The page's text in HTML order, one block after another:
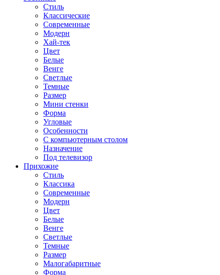
Стиль
Классические
Современные
Модерн
Хай-тек
Цвет
Белые
Венге
Светлые
Темные
Размер
Мини стенки
Форма
Угловые
Особенности
С компьютерным столом
Назначение
Под телевизор
Прихожие
Стиль
Классика
Современные
Модерн
Цвет
Белые
Венге
Светлые
Темные
Размер
Малогабаритные
Форма